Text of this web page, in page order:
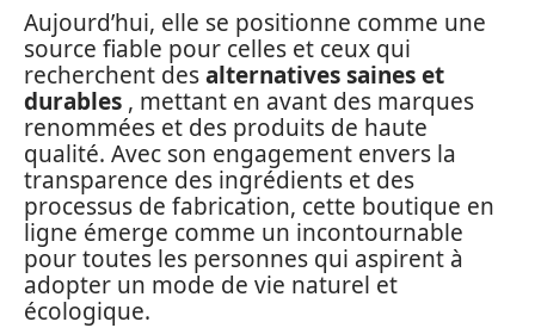
Aujourd’hui, elle se positionne comme une
source fiable pour celles et ceux qui
recherchent desalternatives saines et
durables , mettant en avant des marques
renommées et des produits de haute
qualité. Avec son engagement envers la
transparence des ingrédients et des
processus de fabrication, cette boutique en
ligne émerge comme un incontournable
pour toutes les personnes qui aspirent à
adopter un mode de vie naturel et
écologique.